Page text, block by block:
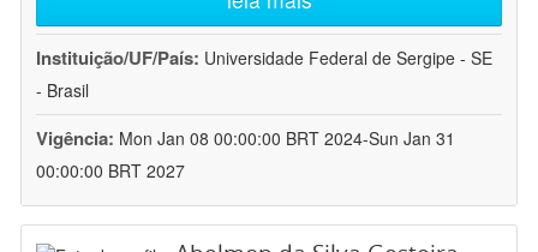
Instituição/UF/País: Universidade Federal de Sergipe - SE
- Brasil
Vigência: Mon Jan 08 00:00:00 BRT 2024-Sun Jan 31
00:00:00 BRT 2027